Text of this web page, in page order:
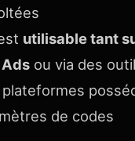
utilisable tant
ou via des
de codes